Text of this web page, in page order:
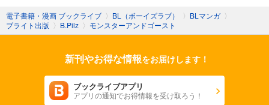
電子書籍・漫画 ブックライブ 〉 BL（ボーイズラブ） 〉 BLマンガ 〉
ブライト出版 〉 B.Pilz 〉 モンスターアンドゴースト
新刊やお得な情報をお届けします！
ブックライブアプリ
アプリの通知でお得情報を受け取ろう！